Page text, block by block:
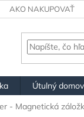
AKO NAKUPOVAŤ
Útulný domov
- Magnetická